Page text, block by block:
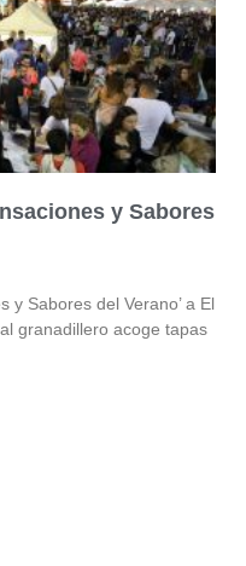
y Sabores
y Sabores del Verano’ a El
granadillero acoge tapas